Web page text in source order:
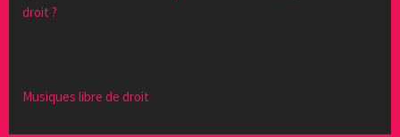
droit ?
Musiques libre de droit